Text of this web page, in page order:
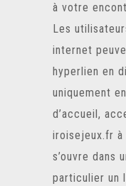
à votre
Les
internet
hyperlien en
uniquement
d’accueil,
iroisejeux.fr
s’ouvre dans
particulier un